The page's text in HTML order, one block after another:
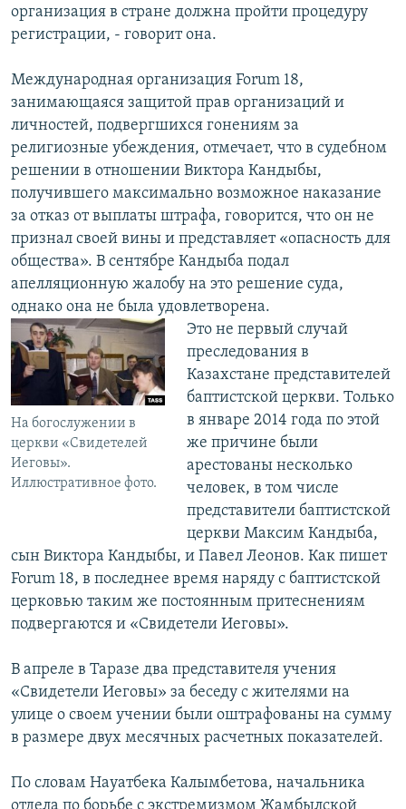
организация в стране должна пройти процедуру
регистрации, - говорит она.
Международная организация Forum 18,
занимающаяся защитой прав организаций и
личностей, подвергшихся гонениям за
религиозные убеждения, отмечает, что в судебном
решении в отношении Виктора Кандыбы,
получившего максимально возможное наказание
за отказ от выплаты штрафа, говорится, что он не
признал своей вины и представляет «опасность для
общества». В сентябре Кандыба подал
апелляционную жалобу на это решение суда,
однако она не была удовлетворена.
На богослужении в
церкви «Свидетелей
Иеговы».
Иллюстративное фото.
Это не первый случай
преследования в
Казахстане представителей
баптистской церкви. Только
в январе 2014 года по этой
же причине были
арестованы несколько
человек, в том числе
представители баптистской
церкви Максим Кандыба,
сын Виктора Кандыбы, и Павел Леонов. Как пишет
Forum 18, в последнее время наряду с баптистской
церковью таким же постоянным притеснениям
подвергаются и «Свидетели Иеговы».
В апреле в Таразе два представителя учения
«Свидетели Иеговы» за беседу с жителями на
улице о своем учении были оштрафованы на сумму
в размере двух месячных расчетных показателей.
По словам Науатбека Калымбетова, начальника